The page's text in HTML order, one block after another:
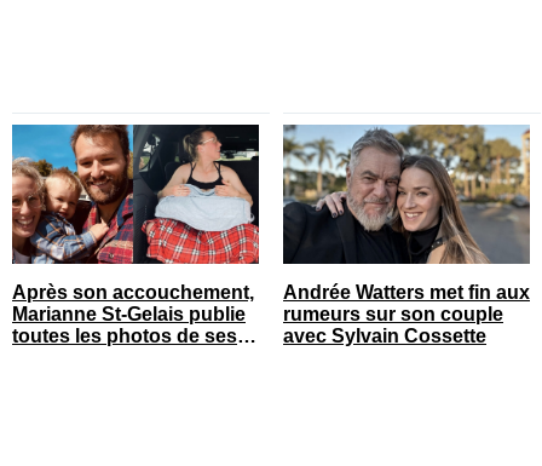
Après son accouchement,
Marianne St-Gelais publie
toutes les photos de ses
Andrée Watters met fin aux
rumeurs sur son couple
avec Sylvain Cossette